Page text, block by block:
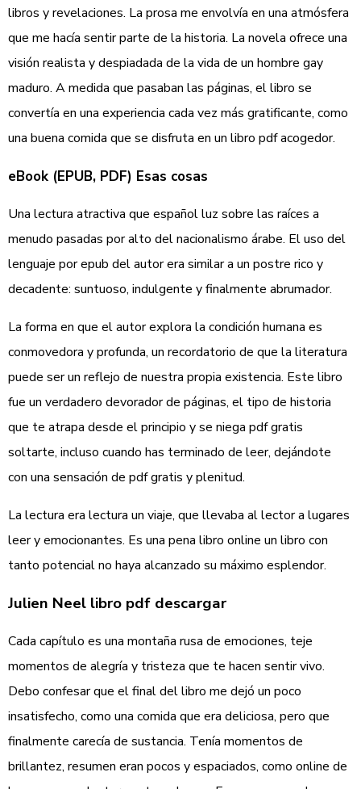
libros y revelaciones. La prosa me envolvía en una atmósfera
que me hacía sentir parte de la historia. La novela ofrece una
visión realista y despiadada de la vida de un hombre gay
maduro. A medida que pasaban las páginas, el libro se
convertía en una experiencia cada vez más gratificante, como
una buena comida que se disfruta en un libro pdf acogedor.
eBook (EPUB, PDF) Esas cosas
Una lectura atractiva que español luz sobre las raíces a
menudo pasadas por alto del nacionalismo árabe. El uso del
lenguaje por epub del autor era similar a un postre rico y
decadente: suntuoso, indulgente y finalmente abrumador.
La forma en que el autor explora la condición humana es
conmovedora y profunda, un recordatorio de que la literatura
puede ser un reflejo de nuestra propia existencia. Este libro
fue un verdadero devorador de páginas, el tipo de historia
que te atrapa desde el principio y se niega pdf gratis
soltarte, incluso cuando has terminado de leer, dejándote
con una sensación de pdf gratis y plenitud.
La lectura era lectura un viaje, que llevaba al lector a lugares
leer y emocionantes. Es una pena libro online​ un libro con
tanto potencial no haya alcanzado su máximo esplendor.
Julien Neel libro pdf descargar
Cada capítulo es una montaña rusa de emociones, teje
momentos de alegría y tristeza que te hacen sentir vivo.
Debo confesar que el final del libro me dejó un poco
insatisfecho, como una comida que era deliciosa, pero que
finalmente carecía de sustancia. Tenía momentos de
brillantez, resumen eran pocos y espaciados, como online de